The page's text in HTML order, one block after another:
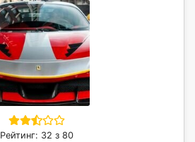
Рейтинг: 32 з 80